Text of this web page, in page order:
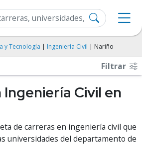
y Tecnología | Ingeniería Civil | Nariño
Filtrar
Civil en
de carreras en ingeniería civil que
universidades del departamento de